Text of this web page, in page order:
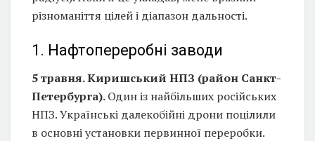
різноманіття цілей і діапазон дальності.
1. Нафтопереробні заводи
5 травня. Киришський НПЗ (район Санкт-
Петербурга).Один із найбільших російських
НПЗ. Українські далекобійні дрони поцілили
в основні установки первинної переробки.